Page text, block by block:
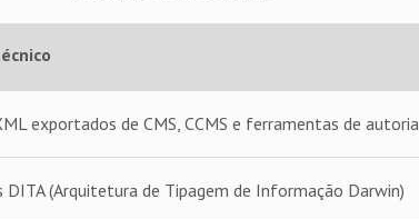
exportados de CMS, CCMS e ferramentas de autoria
DITA (Arquitetura de Tipagem de Informação Darwin)